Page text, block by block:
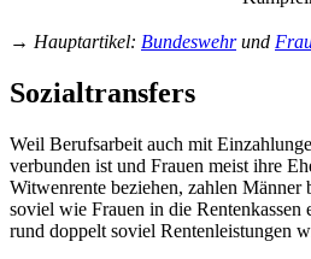
→ Hauptartikel: Bundeswehrund
Sozialtransfers
Weil Berufsarbeit auch mit
verbunden ist und Frauen meist ihre
Witwenrente beziehen, zahlen Männer
soviel wie Frauen in die Rentenkassen
rund doppelt soviel Renten­leistungen